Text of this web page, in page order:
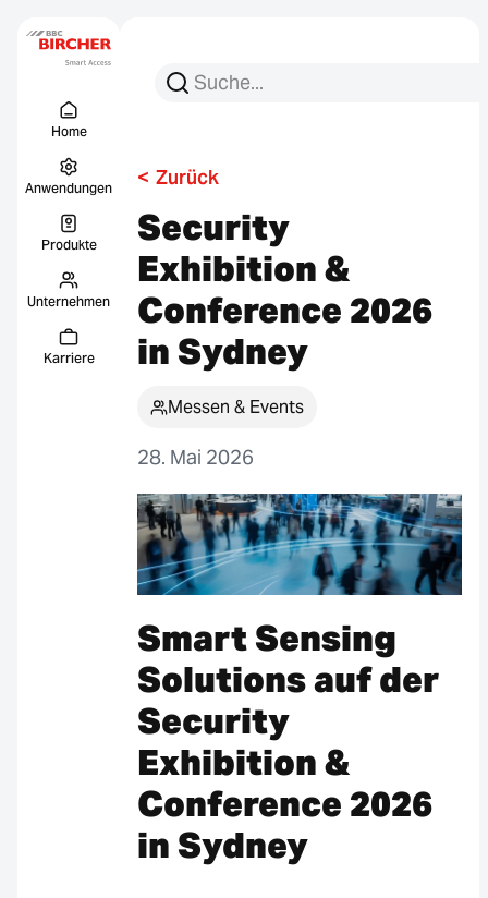
Home
Anwendungen
Produkte
Unternehmen
Karriere
Suchen Sie nach:
Suche
< Zurück
Security
Exhibition &
Conference 2026
in Sydney
Messen & Events
28. Mai 2026
Smart Sensing
Solutions auf der
Security
Exhibition &
Conference 2026
in Sydney